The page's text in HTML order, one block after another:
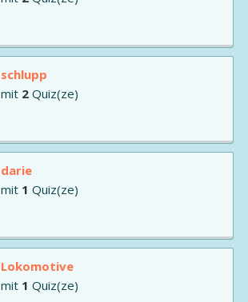
schlupp
mit 2Quiz(ze)
darie
mit 1 Quiz(ze)
Lokomotive
mit 1 Quiz(ze)